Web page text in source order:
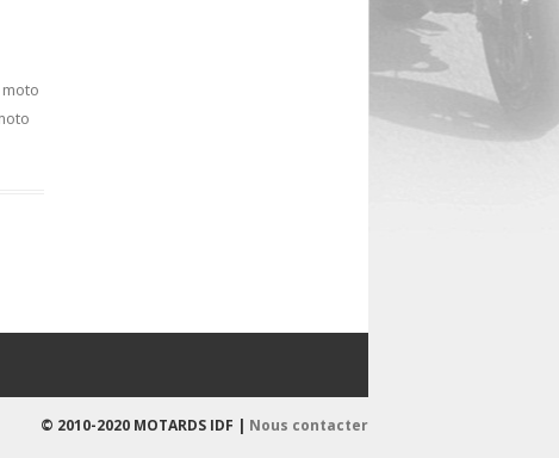
moto
© 2010-2020 MOTARDS IDF | Nous contacter